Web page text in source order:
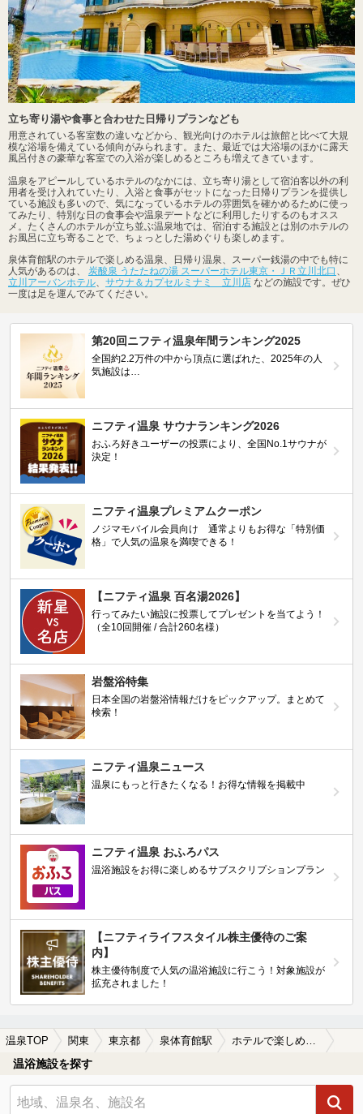
立ち寄り湯や食事と合わせた日帰りプランなども
用意されている客室数の違いなどから、観光向けのホテルは旅館と比べて大規
模な浴場を備えている傾向がみられます。また、最近では大浴場のほかに露天
風呂付きの豪華な客室での入浴が楽しめるところも増えてきています。
温泉をアピールしているホテルのなかには、立ち寄り湯として宿泊客以外の利
用者を受け入れていたり、入浴と食事がセットになった日帰りプランを提供し
ている施設も多いので、気になっているホテルの雰囲気を確かめるために使っ
てみたり、特別な日の食事会や温泉デートなどに利用したりするのもオスス
メ。たくさんのホテルが立ち並ぶ温泉地では、宿泊する施設とは別のホテルの
お風呂に立ち寄ることで、ちょっとした湯めぐりも楽しめます。
泉体育館駅のホテルで楽しめる温泉、日帰り温泉、スーパー銭湯の中でも特に
人気があるのは、 炭酸泉 うたたねの湯 スーパーホテル東京・ＪＲ立川北口
立川アーバンホテル
サウナ＆カプセルミナミ 立川店 などの施設です。ぜひ
一度は足を運んでみてください。
第20回ニフティ温泉年間ランキング2025
全国約2.2万件の中から頂点に選ばれた、2025年の人
気施設は…
ニフティ温泉 サウナランキング2026
おふろ好きユーザーの投票により、全国No.1サウナが
決定！
ニフティ温泉プレミアムクーポン
ノジマモバイル会員向け 通常よりもお得な「特別価
格」で人気の温泉を満喫できる！
【ニフティ温泉 百名湯2026】
行ってみたい施設に投票してプレゼントを当てよう！
（全10回開催 / 合計260名様）
岩盤浴特集
日本全国の岩盤浴情報だけをピックアップ。まとめて
検索！
ニフティ温泉ニュース
温泉にもっと行きたくなる！お得な情報を掲載中
ニフティ温泉 おふろパス
温浴施設をお得に楽しめるサブスクリプションプラン
【ニフティライフスタイル株主優待のご案
内】
株主優待制度で人気の温浴施設に行こう！対象施設が
拡充されました！
温泉TOP 関東 東京都 泉体育館駅 ホテルで楽しめる泉体育館駅近くの温泉、日帰り温泉、スーパー銭湯おすすめ
温浴施設を探す